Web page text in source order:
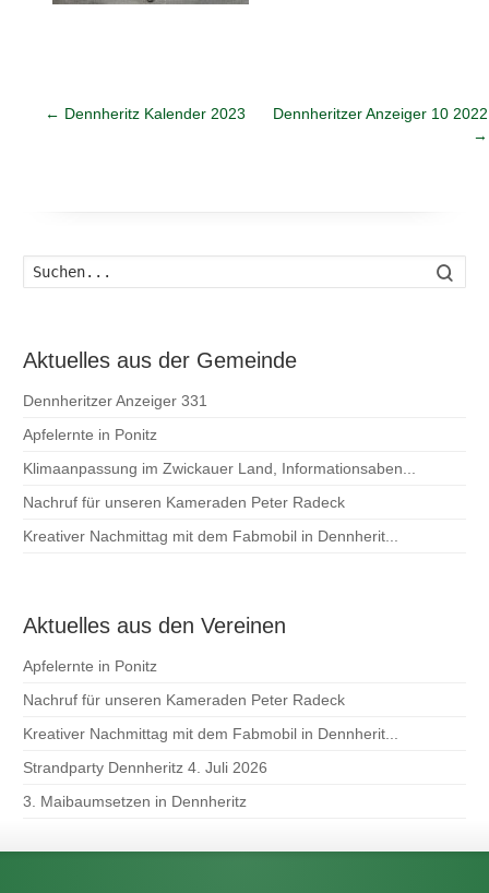
← Dennheritz Kalender 2023
Dennheritzer Anzeiger 10 2022
→
Aktuelles aus der Gemeinde
Dennheritzer Anzeiger 331
Apfelernte in Ponitz
Klimaanpassung im Zwickauer Land, Informationsaben...
Nachruf für unseren Kameraden Peter Radeck
Kreativer Nachmittag mit dem Fabmobil in Dennherit...
Aktuelles aus den Vereinen
Apfelernte in Ponitz
Nachruf für unseren Kameraden Peter Radeck
Kreativer Nachmittag mit dem Fabmobil in Dennherit...
Strandparty Dennheritz 4. Juli 2026
3. Maibaumsetzen in Dennheritz